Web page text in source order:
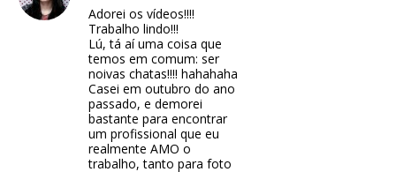
Adorei os vídeos!!!!
Trabalho lindo!!!
Lú, tá aí uma coisa que
temos em comum: ser
noivas chatas!!!! hahahaha
Casei em outubro do ano
passado, e demorei
bastante para encontrar
um profissional que eu
realmente AMO o
trabalho, tanto para foto